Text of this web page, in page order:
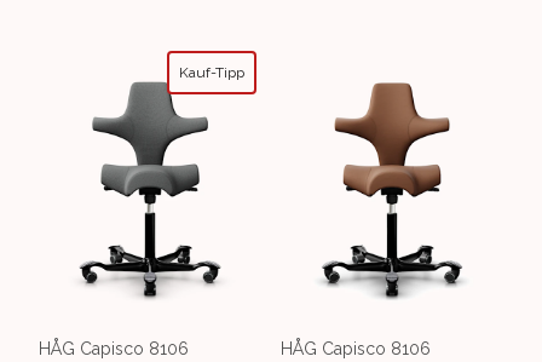
Kauf-Tipp
HÅG Capisco 8106
HÅG Capisco 8106